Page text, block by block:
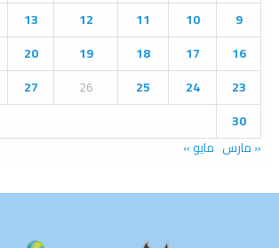
9
10
11
12
13
16
17
18
19
20
23
24
25
26
27
30
« مارس مايو »